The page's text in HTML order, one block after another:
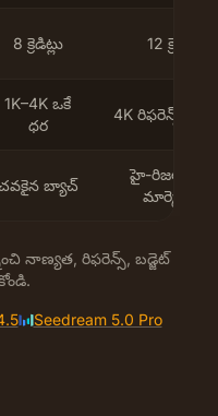
8 క్రెడిట్లు 12 క్రెడిట్లు
1K–4K ఒకే
ధర
4K రిఫరెన్స్
బ్యాచ్
హై-
మార్కెటింగ్
నాణ్యత, రిఫరెన్స్, బడ్జెట్
Seedream 5.0 Pro